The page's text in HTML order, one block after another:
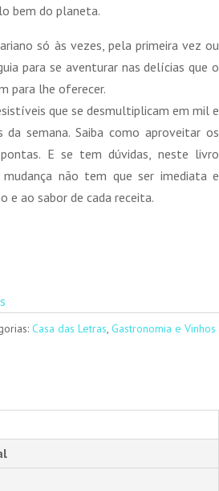
bem do planeta.
só às vezes, pela primeira vez ou
para se aventurar nas delícias que o
para lhe oferecer.
que se desmultiplicam em mil e
semana. Saiba como aproveitar os
E se tem dúvidas, neste livro
não tem que ser imediata e
e ao sabor de cada receita.
Casa das Letras, Gastronomia e Vinhos